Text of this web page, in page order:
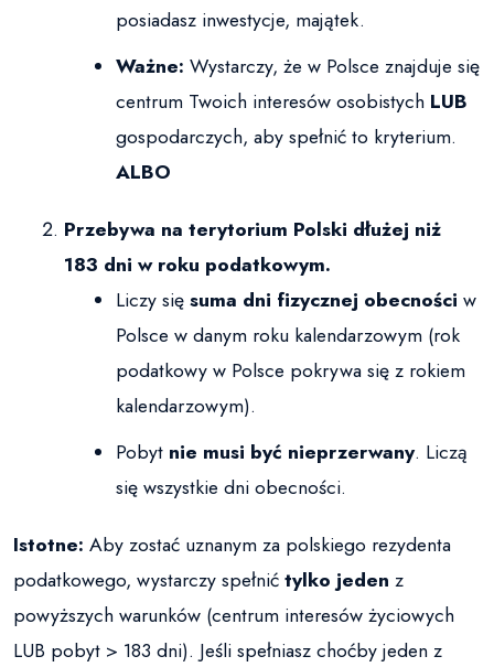
posiadasz inwestycje, majątek.
Ważne: Wystarczy, że w Polsce znajduje się
centrum Twoich interesów osobistych LUB
gospodarczych, aby spełnić to kryterium.
ALBO
Przebywa na terytorium Polski dłużej niż
183 dni w roku podatkowym.
Liczy sięsuma dni fizycznej obecności w
Polsce w danym roku kalendarzowym (rok
podatkowy w Polsce pokrywa się z rokiem
kalendarzowym).
Pobyt nie musi być nieprzerwany. Liczą
się wszystkie dni obecności.
Istotne: Aby zostać uznanym za polskiego rezydenta
podatkowego, wystarczy spełnićtylko jeden z
powyższych warunków (centrum interesów życiowych
LUB pobyt > 183 dni). Jeśli spełniasz choćby jeden z